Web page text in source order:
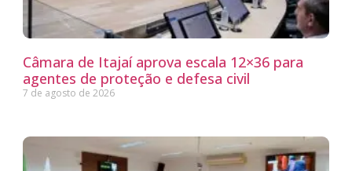
Câmara de Itajaí aprova escala 12×36 para
agentes de proteção e defesa civil
7 de agosto de 2026